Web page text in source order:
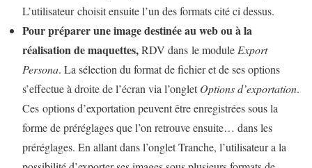
L’utilisateur choisit ensuite l’un des formats cité ci dessus.
Pour préparer une image destinée au web ou à la
réalisation de maquettes,RDV dans le module Export
Persona. La sélection du format de fichier et de ses options
s’effectue à droite de l’écran via l’ongletOptions d’exportation.
Ces options d’exportation peuvent être enregistrées sous la
forme de préréglages que l’on retrouve ensuite… dans les
préréglages. En allant dans l’onglet Tranche, l’utilisateur a la